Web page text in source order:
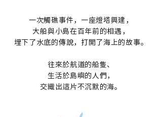
一次觸礁事件，一座燈塔興建，
大船與小島在百年前的相遇，
埋下了水底的傳說，打開了海上的故事。
往來於航道的船隻、
生活於島嶼的人們，
交織出這片不沉默的海。